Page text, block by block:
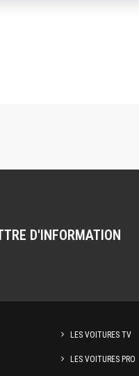
D'INFORMATION
LES VOITURES TV
LES VOITURES PRO